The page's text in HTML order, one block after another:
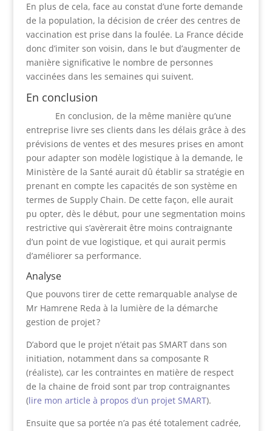
En plus de cela, face au constat d’une forte demande
de la population, la décision de créer des centres de
vaccination est prise dans la foulée. La France décide
donc d’imiter son voisin, dans le but d’augmenter de
manière significative le nombre de personnes
vaccinées dans les semaines qui suivent.
En conclusion
En conclusion, de la même manière qu’une
entreprise livre ses clients dans les délais grâce à des
prévisions de ventes et des mesures prises en amont
pour adapter son modèle logistique à la demande, le
Ministère de la Santé aurait dû établir sa stratégie en
prenant en compte les capacités de son système en
termes de Supply Chain. De cette façon, elle aurait
pu opter, dès le début, pour une segmentation moins
restrictive qui s’avèrerait être moins contraignante
d’un point de vue logistique, et qui aurait permis
d’améliorer sa performance.
Analyse
Que pouvons tirer de cette remarquable analyse de
Mr Hamrene Reda à la lumière de la démarche
gestion de projet ?
D’abord que le projet n’était pas SMART dans son
initiation, notamment dans sa composante R
(réaliste), car les contraintes en matière de respect
de la chaine de froid sont par trop contraignantes
(lire mon article à propos d’un projet SMART).
Ensuite que sa portée n’a pas été totalement cadrée,